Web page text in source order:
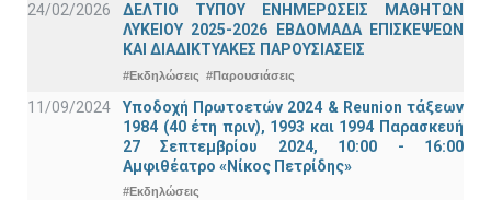
24/02/2026
ΔΕΛΤΙΟ ΤΥΠΟΥ ΕΝΗΜΕΡΩΣΕΙΣ ΜΑΘΗΤΩΝ
ΛΥΚΕΙΟΥ 2025-2026 ΕΒΔΟΜΑΔΑ ΕΠΙΣΚΕΨΕΩΝ
ΚΑΙ ΔΙΑΔΙΚΤΥΑΚΕΣ ΠΑΡΟΥΣΙΑΣΕΙΣ
#Εκδηλώσεις #Παρουσιάσεις
11/09/2024
Υποδοχή Πρωτοετών 2024 & Reunion τάξεων
1984 (40 έτη πριν), 1993 και 1994 Παρασκευή
27 Σεπτεμβρίου 2024, 10:00 - 16:00
Αμφιθέατρο «Νίκος Πετρίδης»
#Εκδηλώσεις